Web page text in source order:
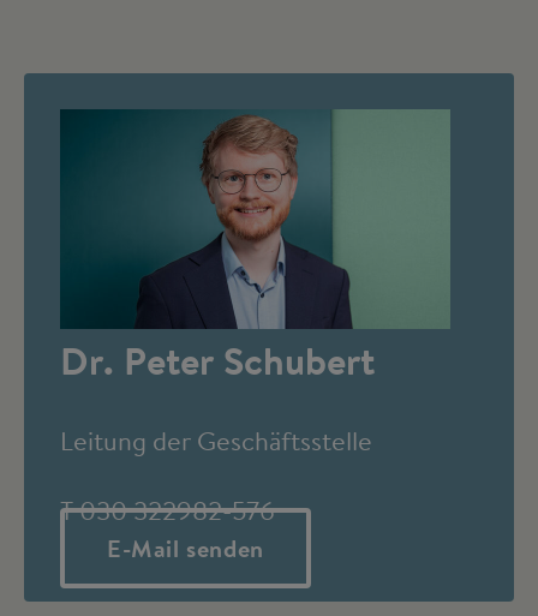
Dr. Peter Schubert
Leitung der Geschäftsstelle
T 030 322982-576
E-Mail senden